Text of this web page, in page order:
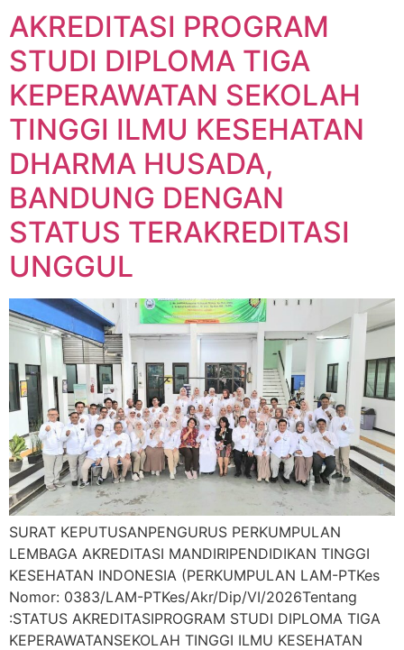
AKREDITASI PROGRAM
STUDI DIPLOMA TIGA
KEPERAWATAN SEKOLAH
TINGGI ILMU KESEHATAN
DHARMA HUSADA,
BANDUNG DENGAN
STATUS TERAKREDITASI
UNGGUL
SURAT KEPUTUSANPENGURUS PERKUMPULAN
LEMBAGA AKREDITASI MANDIRIPENDIDIKAN TINGGI
KESEHATAN INDONESIA (PERKUMPULAN LAM-PTKes
Nomor: 0383/LAM-PTKes/Akr/Dip/VI/2026Tentang
:STATUS AKREDITASIPROGRAM STUDI DIPLOMA TIGA
KEPERAWATANSEKOLAH TINGGI ILMU KESEHATAN